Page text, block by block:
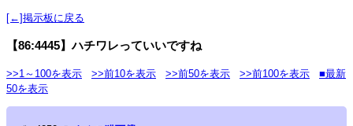
[←]掲示板に戻る
【86:4445】ハチワレっていいですね
>>1～100を表示 >>前10を表示 >>前50を表示 >>前100を表示
■最新
50を表示